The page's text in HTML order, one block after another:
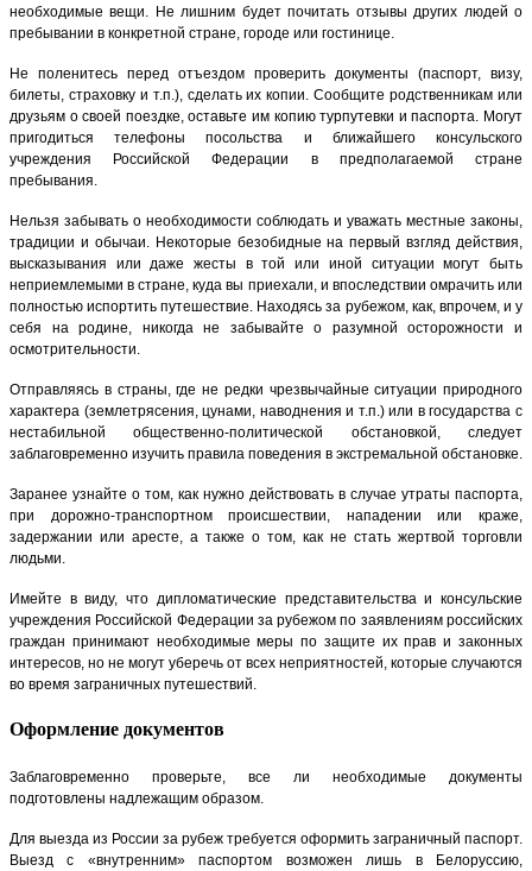
необходимые вещи. Не лишним будет почитать отзывы других людей о
пребывании в конкретной стране, городе или гостинице.
Не поленитесь перед отъездом проверить документы (паспорт, визу,
билеты, страховку и т.п.), сделать их копии. Сообщите родственникам или
друзьям о своей поездке, оставьте им копию турпутевки и паспорта. Могут
пригодиться телефоны посольства и ближайшего консульского
учреждения Российской Федерации в предполагаемой стране
пребывания.
Нельзя забывать о необходимости соблюдать и уважать местные законы,
традиции и обычаи. Некоторые безобидные на первый взгляд действия,
высказывания или даже жесты в той или иной ситуации могут быть
неприемлемыми в стране, куда вы приехали, и впоследствии омрачить или
полностью испортить путешествие. Находясь за рубежом, как, впрочем, и у
себя на родине, никогда не забывайте о разумной осторожности и
осмотрительности.
Отправляясь в страны, где не редки чрезвычайные ситуации природного
характера (землетрясения, цунами, наводнения и т.п.) или в государства с
нестабильной общественно-политической обстановкой, следует
заблаговременно изучить правила поведения в экстремальной обстановке.
Заранее узнайте о том, как нужно действовать в случае утраты паспорта,
при дорожно-транспортном происшествии, нападении или краже,
задержании или аресте, а также о том, как не стать жертвой торговли
людьми.
Имейте в виду, что дипломатические представительства и консульские
учреждения Российской Федерации за рубежом по заявлениям российских
граждан принимают необходимые меры по защите их прав и законных
интересов, но не могут уберечь от всех неприятностей, которые случаются
во время заграничных путешествий.
Оформление документов
Заблаговременно проверьте, все ли необходимые документы
подготовлены надлежащим образом.
Для выезда из России за рубеж требуется оформить заграничный паспорт.
Выезд с «внутренним» паспортом возможен лишь в Белоруссию,